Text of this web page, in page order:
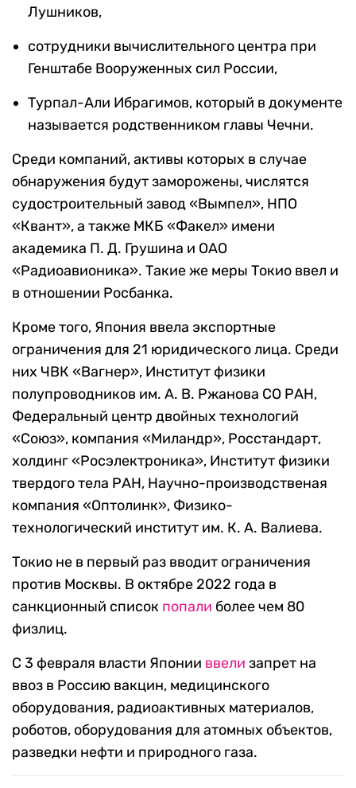
Лушников,
сотрудники вычислительного центра при
Генштабе Вооруженных сил России,
Турпал-Али Ибрагимов, который в документе
называется родственником главы Чечни.
Среди компаний, активы которых в случае
обнаружения будут заморожены, числятся
судостроительный завод «Вымпел», НПО
«Квант», а также МКБ «Факел» имени
академика П. Д. Грушина и ОАО
«Радиоавионика». Такие же меры Токио ввел и
в отношении Росбанка.
Кроме того, Япония ввела экспортные
ограничения для 21 юридического лица. Среди
них ЧВК «Вагнер», Институт физики
полупроводников им. А. В. Ржанова СО РАН,
Федеральный центр двойных технологий
«Союз», компания «Миландр», Росстандарт,
холдинг «Росэлектроника», Институт физики
твердого тела РАН, Научно-производственая
компания «Оптолинк», Физико-
технологический институт им. К. А. Валиева.
Токио не в первый раз вводит ограничения
против Москвы. В октябре 2022 года в
санкционный список попали более чем 80
физлиц.
С 3 февраля власти Японии ввели запрет на
ввоз в Россию вакцин, медицинского
оборудования, радиоактивных материалов,
роботов, оборудования для атомных объектов,
разведки нефти и природного газа.